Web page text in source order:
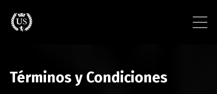
Términos y Condiciones